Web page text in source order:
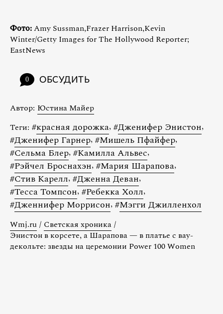
Фото:Amy Sussman,Frazer Harrison,Kevin
Winter/Getty Images for The Hollywood Reporter;
EastNews
0 ОБСУДИТЬ
Автор: Юстина Майер
Теги: #красная дорожка, #Дженифер Энистон,
#Дженифер Гарнер, #Мишель Пфайфер,
#Сельма Блер, #Камилла Альвес,
#Рэйчел Броснахэн, #Мария Шарапова,
#Стив Карелл, #Дженна Деван,
#Тесса Томпсон, #Ребекка Холл,
#Дженнифер Моррисон, #Мэгги Джилленхол
Wmj.ru / Светская хроника /
Энистон в корсете, а Шарапова — в платье с вау-
декольте: звезды на церемонии Power 100 Women